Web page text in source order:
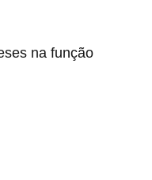
na função